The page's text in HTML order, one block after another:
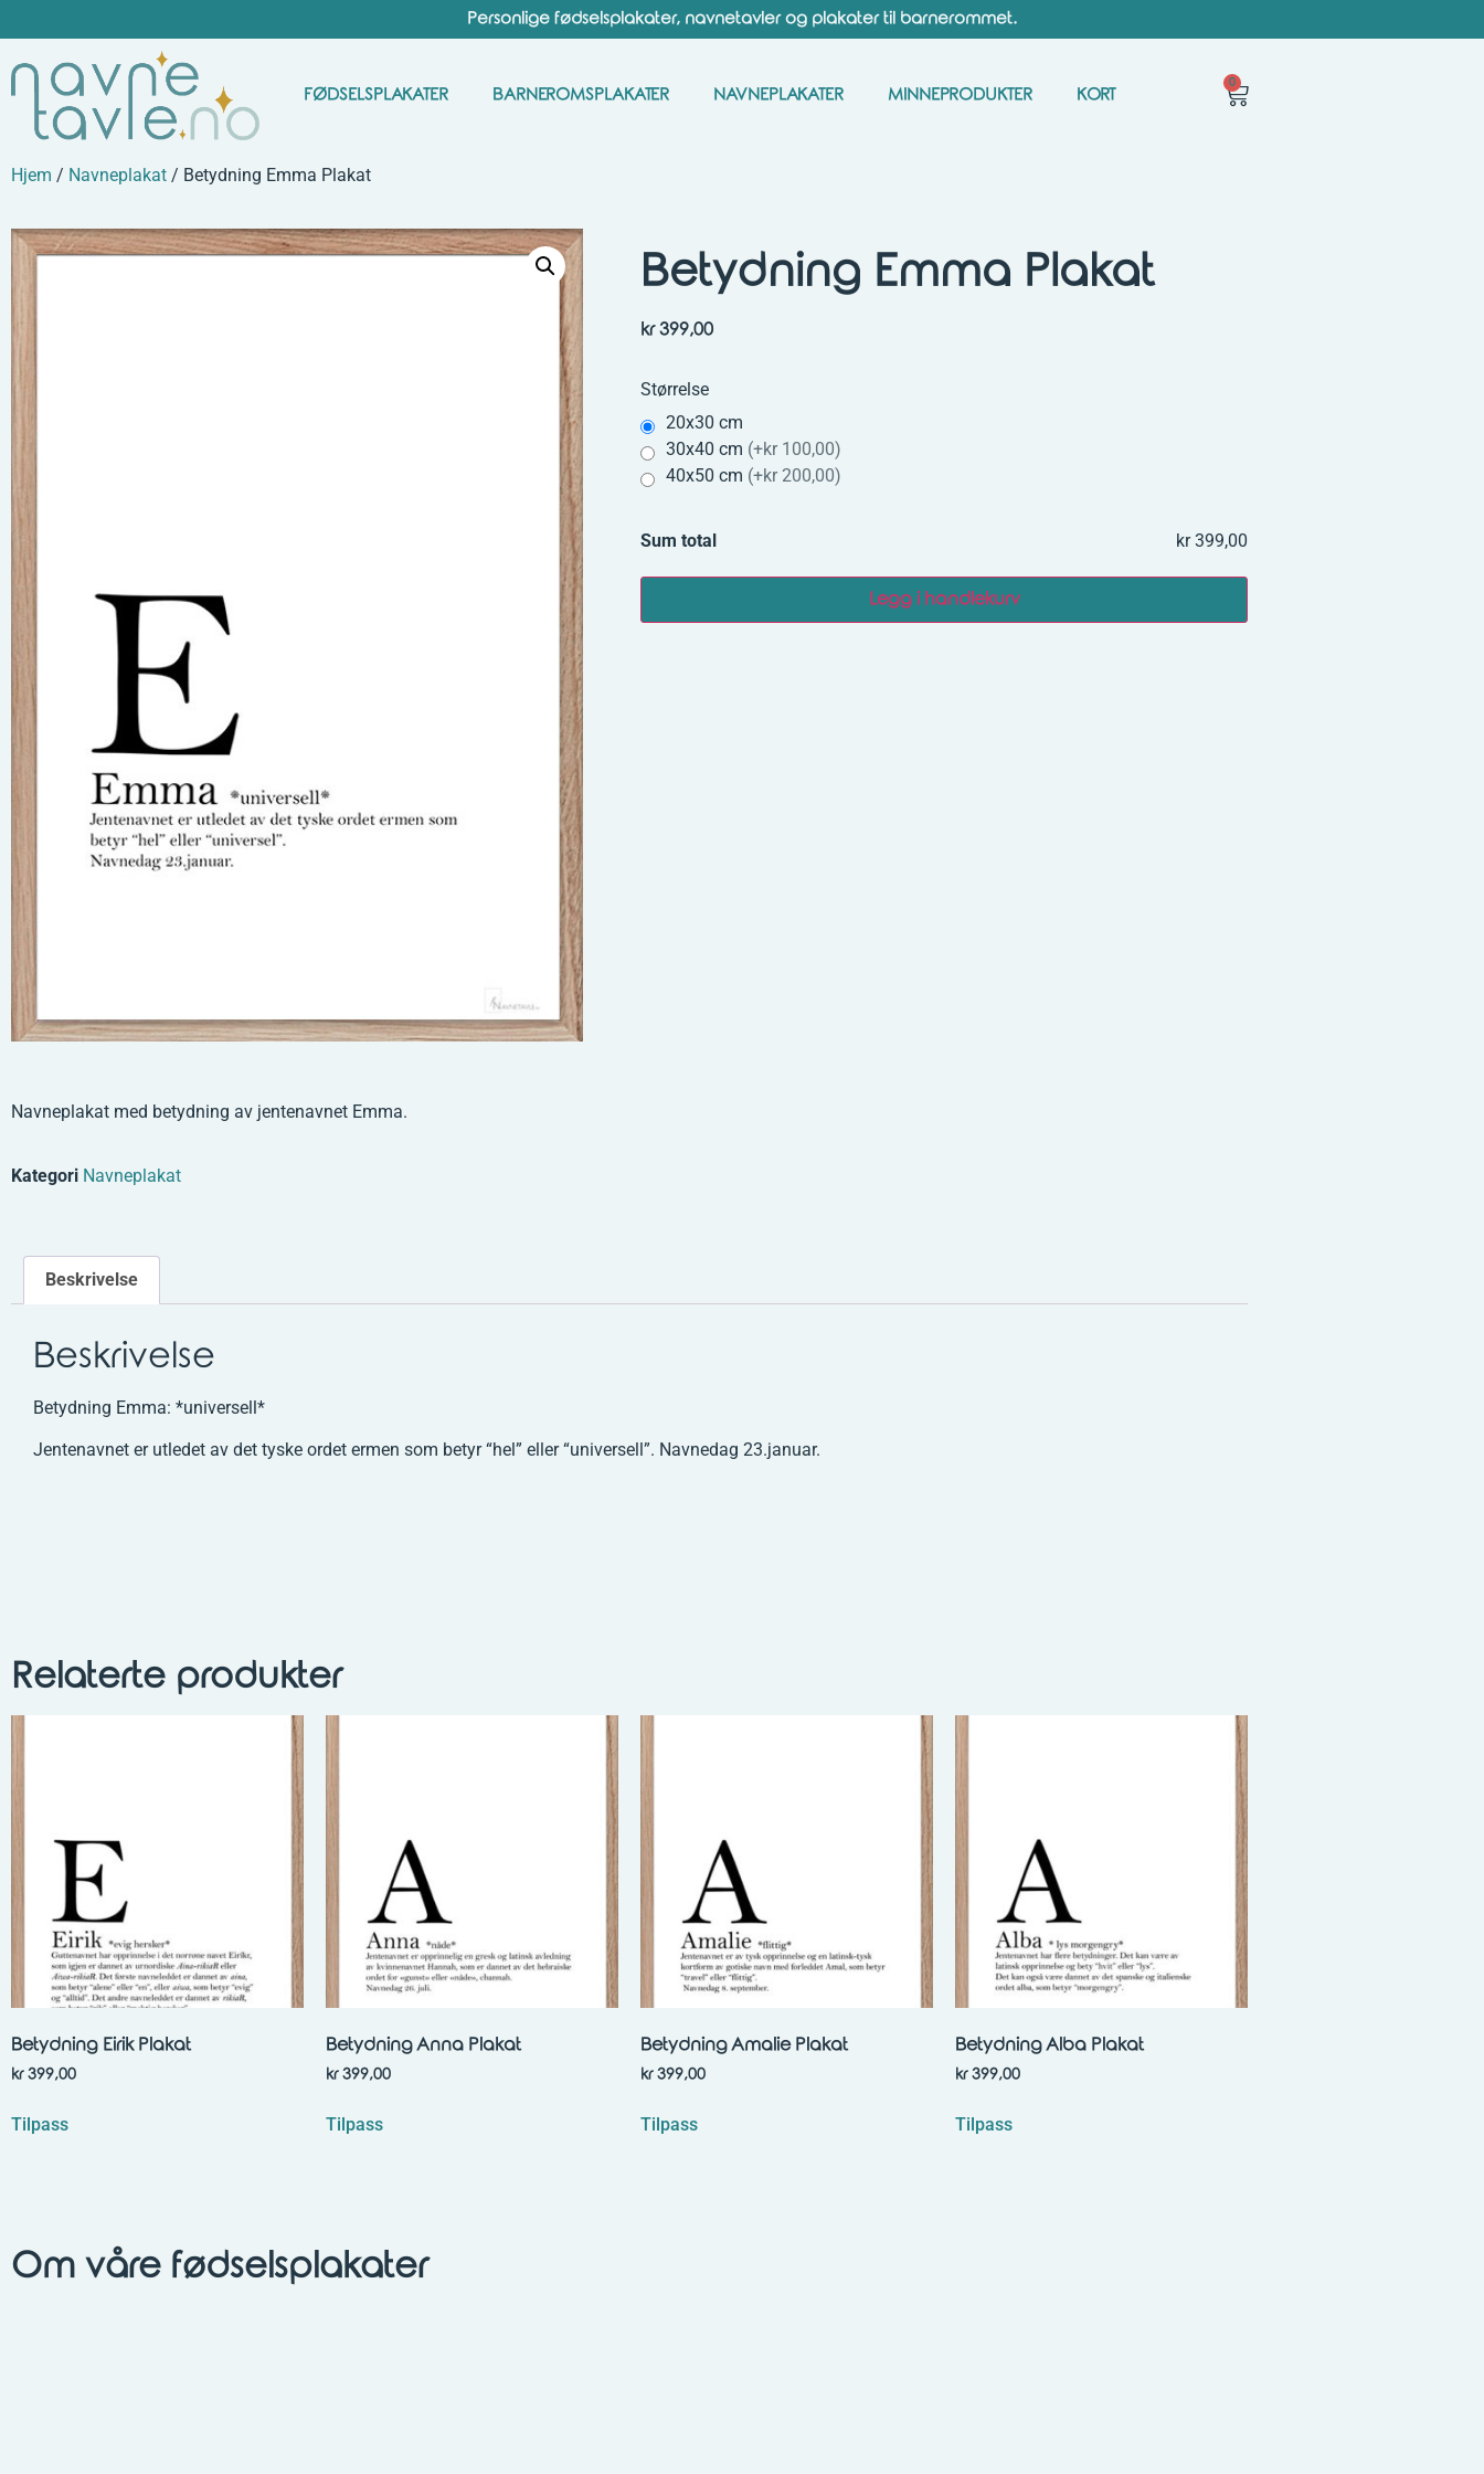
Personlige fødselsplakater, navnetavler og plakater til barnerommet.
FØDSELSPLAKATER BARNEROMSPLAKATER NAVNEPLAKATER MINNEPRODUKTER KORT
0
Hjem / Navneplakat / Betydning Emma Plakat
Navneplakat med betydning av jentenavnet Emma.
Kategori Navneplakat
Betydning Emma Plakat
kr399,00
Størrelse
20x30 cm
30x40 cm (+kr 100,00)
40x50 cm (+kr 200,00)
Sum total kr 399,00
Legg i handlekurv
Beskrivelse
Beskrivelse
Betydning Emma: *universell*
Jentenavnet er utledet av det tyske ordet ermen som betyr “hel” eller “universell”. Navnedag 23.januar.
Relaterte produkter
Betydning Eirik Plakat
kr399,00
Tilpass
Betydning Anna Plakat
kr399,00
Tilpass
Betydning Amalie Plakat
kr399,00
Tilpass
Betydning Alba Plakat
kr399,00
Tilpass
Om våre fødselsplakater